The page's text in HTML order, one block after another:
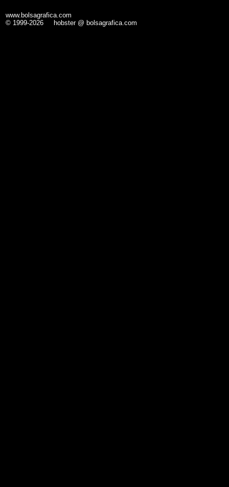
www.bolsagrafica.com
© 1999-2026 hobster @ bolsagrafica.com